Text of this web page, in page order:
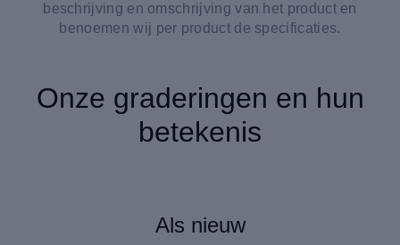
beschrijving en omschrijving van het product en
benoemen wij per product de specificaties.
Onze graderingen en hun
betekenis
Als nieuw